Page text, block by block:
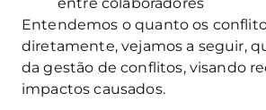
Entendemos o quanto os
diretamente, vejamos a seguir,
da gestão de conflitos, visando
impactos causados.